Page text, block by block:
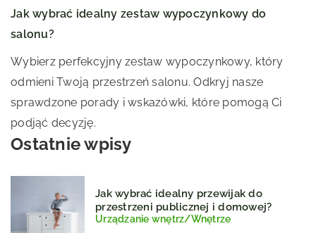
Jak wybrać idealny zestaw wypoczynkowy do
salonu?
Wybierz perfekcyjny zestaw wypoczynkowy, który
odmieni Twoją przestrzeń salonu. Odkryj nasze
sprawdzone porady i wskazówki, które pomogą Ci
podjąć decyzję.
Ostatnie wpisy
Jak wybrać idealny przewijak do
przestrzeni publicznej i domowej?
Urządzanie wnętrz/Wnętrze